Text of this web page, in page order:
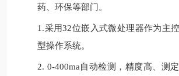
药、环保等部门。
1.采用32位嵌入式微处理器作为主
型操作系统。
2. 0-400ma自动检测，精度高、测